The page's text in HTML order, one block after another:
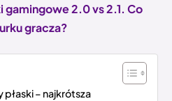
gamingowe 2.0 vs 2.1. Co
gracza?
– najkrótsza